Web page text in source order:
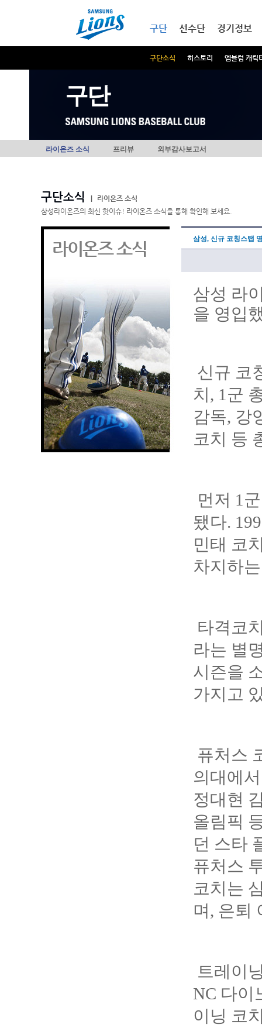
구단
구단소식 히스토리 엠블럼 캐릭
선수단 경기정보
구단
라이온즈 소식 프리뷰 외부감사보고서
구단소식
라이온즈 소식
삼성라이온즈의 최신 핫이슈! 라이온즈 소식을 통해 확인해 보세요.
라이온즈 소식 삼성, 신규 코칭스탭
삼성 라
을 영입
신규 코
치, 1군
감독, 강
코치 등
먼저 1
됐다.
민태 코
차지하
타격코
라는 별
시즌을
가지고
퓨처스
의대에
정대현
올림픽
던 스타
퓨처스
코치는
며, 은퇴
트레이
NC 다이
이닝 코